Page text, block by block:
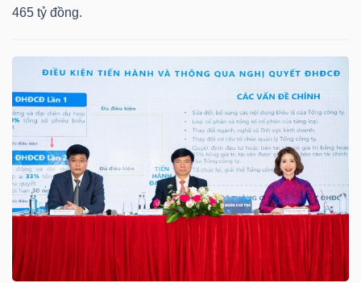
465 tỷ đồng.
PHÂN
TÍCH
VIETSTOCKFINANCE
VĨ